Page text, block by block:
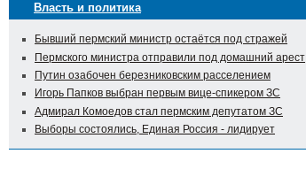
Власть и политика
Бывший пермский министр остаётся под стражей
Пермского министра отправили под домашний арест
Путин озабочен березниковским расселением
Игорь Папков выбран первым вице-спикером ЗС
Адмирал Комоедов стал пермским депутатом ЗС
Выборы состоялись, Единая Россия - лидирует